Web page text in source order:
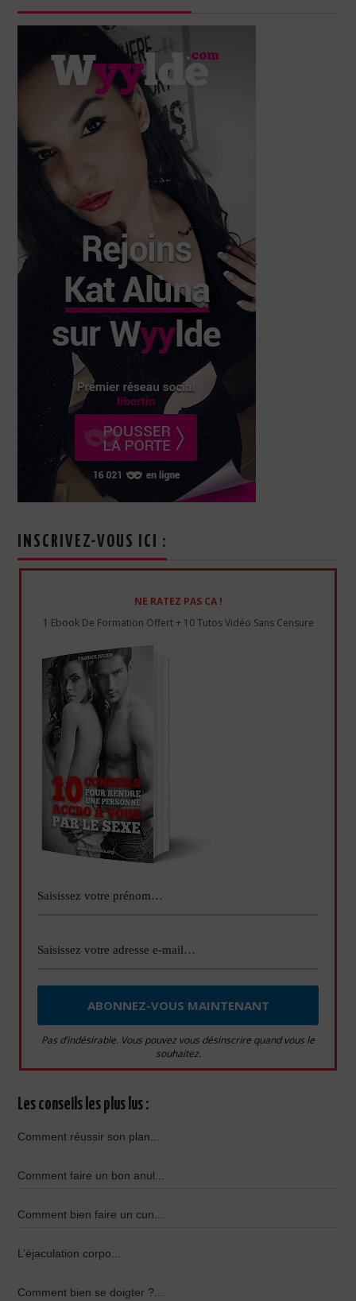
INSCRIVEZ-VOUS ICI :
NE RATEZ PAS CA !
1 Ebook De Formation Offert + 10 Tutos Vidéo Sans Censure
Pas d’indésirable. Vous pouvez vous désinscrire quand vous le
souhaitez.
Les conseils les plus lus :
Comment réussir son plan...
Comment faire un bon anul...
Comment bien faire un cun...
L’éjaculation corpo...
Comment bien se doigter ?...